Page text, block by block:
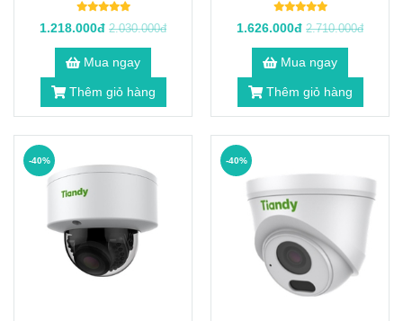
1.218.000đ 2.030.000đ
Mua ngay
Thêm giỏ hàng
STARLIGHT TC-C34KS
1.626.000đ 2.710.000đ
Mua ngay
Thêm giỏ hàng
-40% -40%